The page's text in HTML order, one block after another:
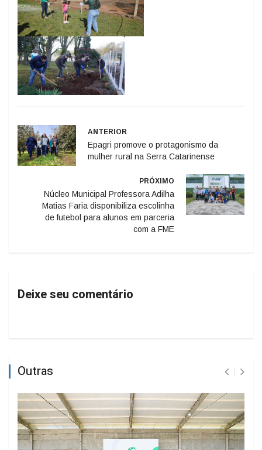
ANTERIOR
Epagri promove o protagonismo da
mulher rural na Serra Catarinense
PRÓXIMO
Núcleo Municipal Professora Adilha
Matias Faria disponibiliza escolinha
de futebol para alunos em parceria
com a FME
Deixe seu comentário
Outras